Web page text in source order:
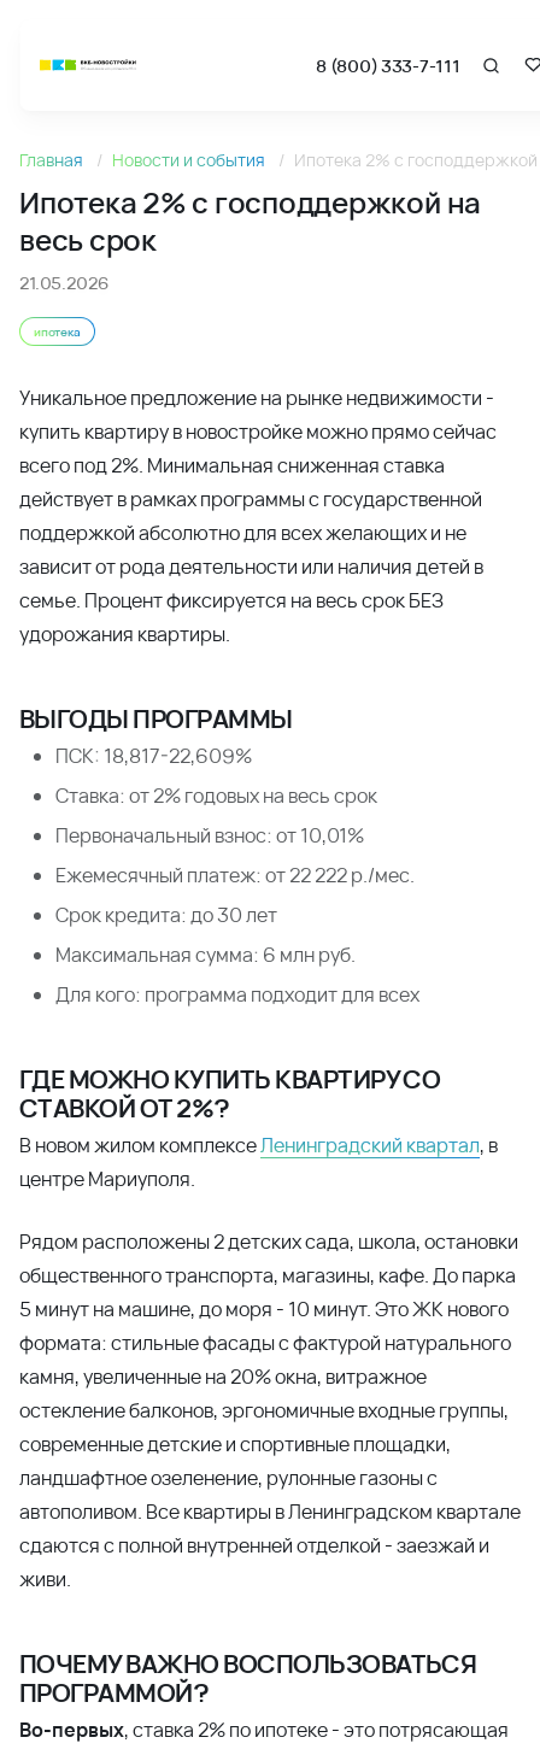
8 (800) 333-7-111
Новости
Главная Новости и события Ипотека 2% с господдержкой
Ипотека 2% с господдержкой на
весь срок
21.05.2026
ипотека
Уникальное предложение на рынке недвижимости -
купить квартиру в новостройке можно прямо сейчас
всего под 2%. Минимальная сниженная ставка
действует в рамках программы с государственной
поддержкой абсолютно для всех желающих и не
зависит от рода деятельности или наличия детей в
семье. Процент фиксируется на весь срок БЕЗ
удорожания квартиры.
ВЫГОДЫ ПРОГРАММЫ
ПСК: 18,817-22,609%
Ставка: от 2% годовых на весь срок
Первоначальный взнос: от 10,01%
Ежемесячный платеж: от 22 222 р./мес.
Срок кредита: до 30 лет
Максимальная сумма: 6 млн руб.
Для кого: программа подходит для всех
ГДЕ МОЖНО КУПИТЬ КВАРТИРУ СО
СТАВКОЙ ОТ 2%?
В новом жилом комплексеЛенинградский квартал, в
центре Мариуполя.
Рядом расположены 2 детских сада, школа, остановки
общественного транспорта, магазины, кафе. До парка
5 минут на машине, до моря - 10 минут. Это ЖК нового
формата: стильные фасады с фактурой натурального
камня, увеличенные на 20% окна, витражное
остекление балконов, эргономичные входные группы,
современные детские и спортивные площадки,
ландшафтное озеленение, рулонные газоны с
автополивом. Все квартиры в Ленинградском квартале
сдаются с полной внутренней отделкой - заезжай и
живи.
ПОЧЕМУ ВАЖНО ВОСПОЛЬЗОВАТЬСЯ
ПРОГРАММОЙ?
Во-первых, ставка 2% по ипотеке - это потрясающая